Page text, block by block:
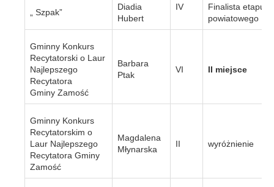
„ Szpak”
Diadia
Hubert
IV
Finalista etapu
powiatowego
Gminny Konkurs
Recytatorski o Laur
Najlepszego
Recytatora
Gminy Zamość
Barbara
Ptak
VI II miejsce
Gminny Konkurs
Recytatorskim o
Laur Najlepszego
Recytatora Gminy
Zamość
Magdalena
Młynarska
II wyróżnienie